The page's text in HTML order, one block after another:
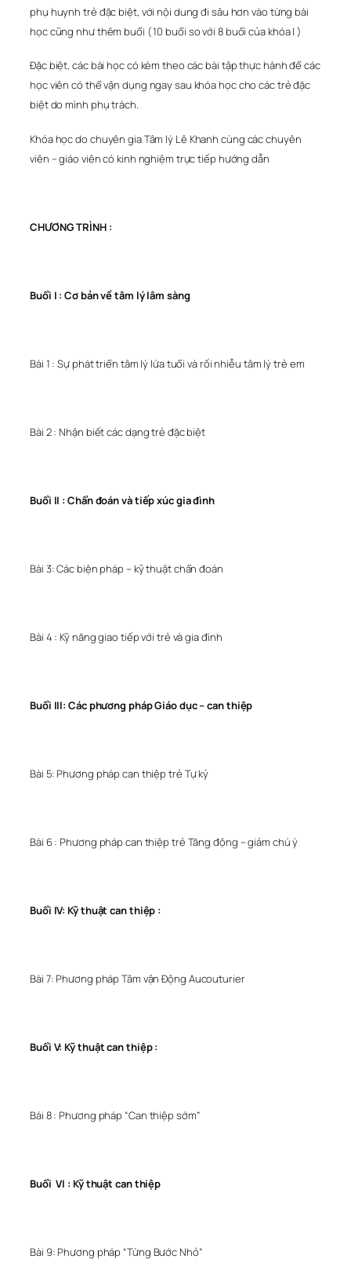
phụ huynh trẻ đặc biệt, với nội dung đi sâu hơn vào từng bài
học cũng như thêm buổi ( 10 buổi so với 8 buổi của khóa I )
Đặc biệt, các bài học có kèm theo các bài tập thực hành để các
học viên có thể vận dụng ngay sau khóa học cho các trẻ đặc
biệt do mình phụ trách.
Khóa học do chuyên gia Tâm lý Lê Khanh cùng các chuyên
viên – giáo viên có kinh nghiệm trực tiếp hướng dẫn
CHƯƠNG TRÌNH :
Buổi I : Cơ bản về tâm lý lâm sàng
Bài 1 : Sự phát triển tâm lý lứa tuổi và rối nhiễu tâm lý trẻ em
Bài 2 : Nhận biết các dạng trẻ đặc biệt
Buổi II : Chẩn đoán và tiếp xúc gia đình
Bài 3: Các biện pháp – kỹ thuật chẩn đoán
Bài 4 : Kỹ năng giao tiếp với trẻ và gia đình
Buổi III: Các phương pháp Giáo dục – can thiệp
Bài 5: Phương pháp can thiệp trẻ Tự kỷ
Bài 6 : Phương pháp can thiệp trẻ Tăng động – giảm chú ý
Buổi IV: Kỹ thuật can thiệp :
Bài 7: Phương pháp Tâm vận Động Aucouturier
Buổi V: Kỹ thuật can thiệp :
Bài 8 : Phương pháp “Can thiệp sớm”
Buổi VI : Kỹ thuật can thiệp
Bài 9: Phương pháp “Từng Bước Nhỏ”